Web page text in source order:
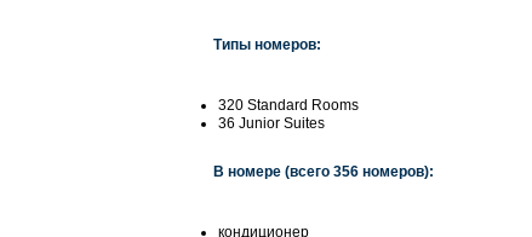
Типы номеров:
320 Standard Rooms
36 Junior Suites
В номере (всего 356 номеров):
кондиционер